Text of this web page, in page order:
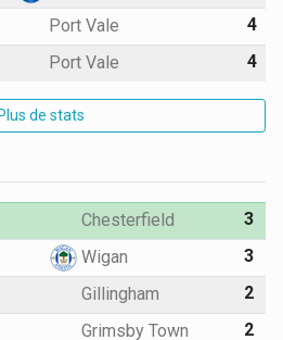
Port Vale
4
Port Vale 4
Plus de stats
Chesterfield
3
Wigan
3
Gillingham
2
Grimsby Town
2